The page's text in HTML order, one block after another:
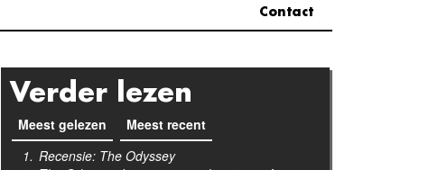
Contact
Verder lezen
Meest gelezen (actieve tabblad)
Meest recent
Recensie: The Odyssey